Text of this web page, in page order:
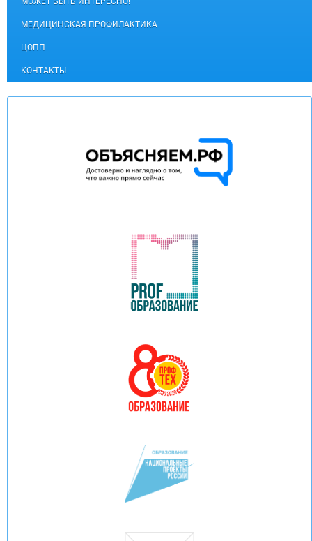
МЕДИЦИНСКАЯ ПРОФИЛАКТИКА
ЦОПП
КОНТАКТЫ